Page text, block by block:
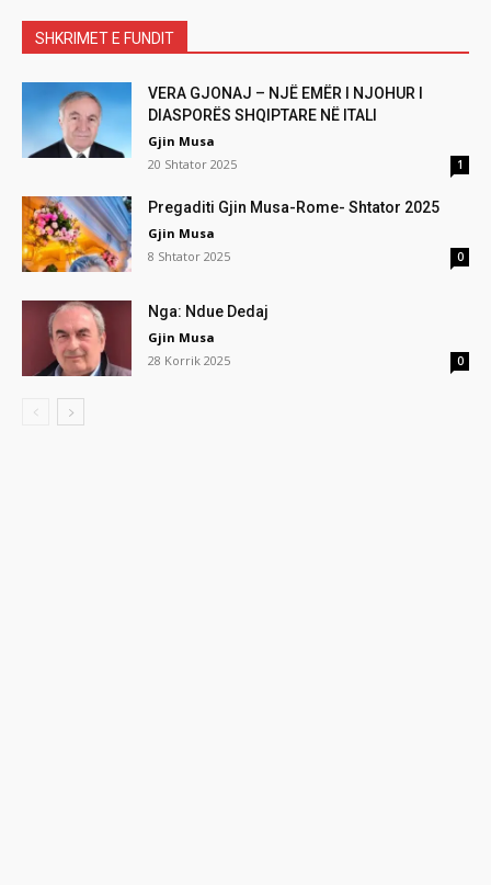
SHKRIMET E FUNDIT
VERA GJONAJ – NJË EMËR I NJOHUR I
DIASPORËS SHQIPTARE NË ITALI
Gjin Musa
20 Shtator 2025
1
Pregaditi Gjin Musa-Rome- Shtator 2025
Gjin Musa
8 Shtator 2025
0
Nga: Ndue Dedaj
Gjin Musa
28 Korrik 2025
0